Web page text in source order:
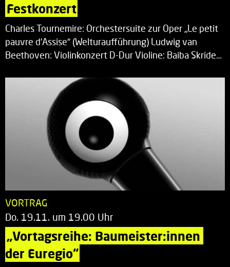
Festkonzert
Charles Tournemire: Orchestersuite zur Oper „Le petit
pauvre d’Assise“ (Welturaufführung) Ludwig van
Beethoven: Violinkonzert D-Dur Violine: Baiba Skride…
VORTRAG
Do. 19.11. um 19.00 Uhr
„Vortagsreihe: Baumeister:innen
der Euregio“